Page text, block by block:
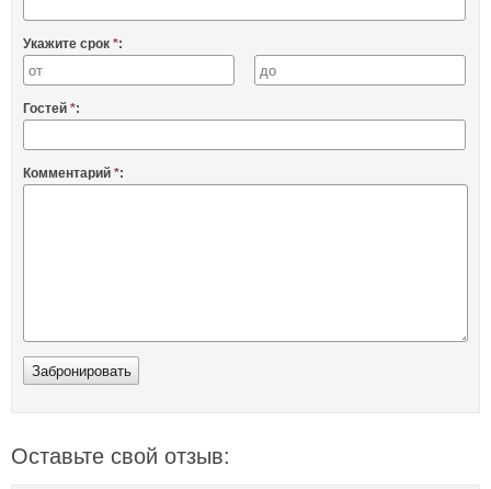
Укажите срок *:
Гостей *:
Комментарий *:
Оставьте свой отзыв: